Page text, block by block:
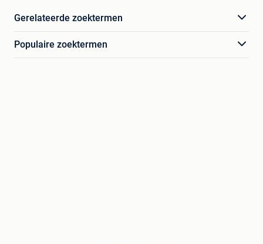
Gerelateerde zoektermen
Populaire zoektermen